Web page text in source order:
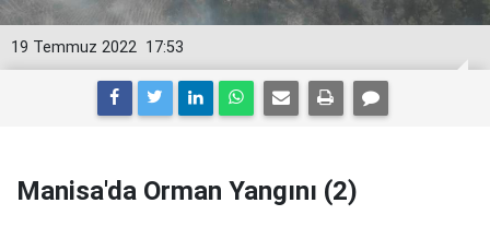
17:53
19 Temmuz 2022
Manisa'da Orman Yangını (2)